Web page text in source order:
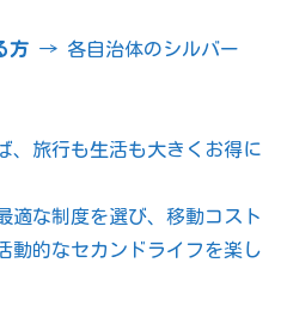
方 → 各自治体のシルバー
、旅行も生活も大きくお得に
適な制度を選び、移動コスト
動的なセカンドライフを楽し